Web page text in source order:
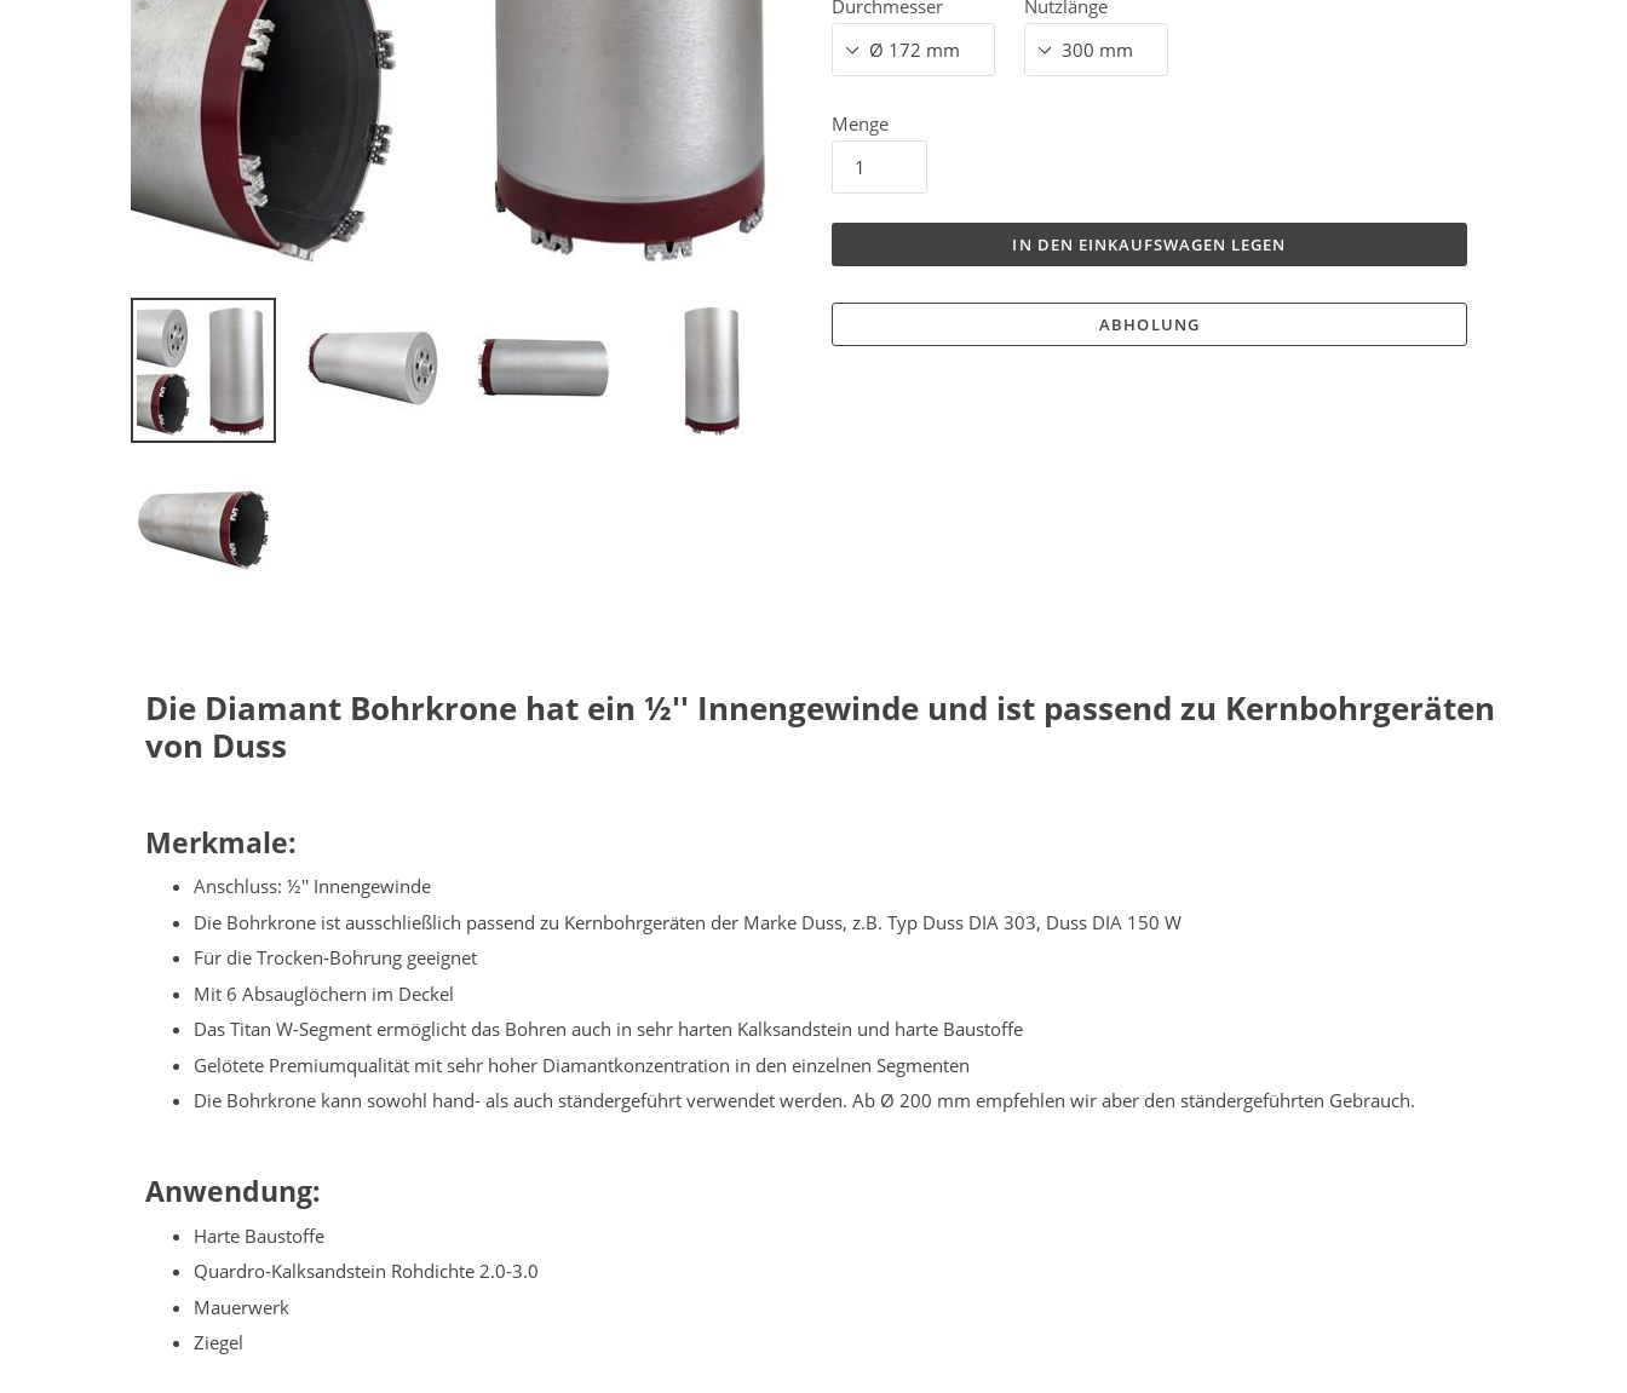
Durchmesser Nutzlänge
Menge
IN DEN EINKAUFSWAGEN LEGEN
ABHOLUNG
Die Diamant Bohrkrone hat ein ½'' Innengewinde und ist passend zu Kernbohrgeräten
von Duss
Merkmale:
Anschluss: ½'' Innengewinde
Die Bohrkrone ist ausschließlich passend zu Kernbohrgeräten der Marke Duss, z.B. Typ Duss DIA 303, Duss DIA 150 W
Für die Trocken-Bohrung geeignet
Mit 6 Absauglöchern im Deckel
Das Titan W-Segment ermöglicht das Bohren auch in sehr harten Kalksandstein und harte Baustoffe
Gelötete Premiumqualität mit sehr hoher Diamantkonzentration in den einzelnen Segmenten
Die Bohrkrone kann sowohl hand- als auch ständergeführt verwendet werden. Ab Ø 200 mm empfehlen wir aber den ständergeführten Gebrauch.
Anwendung:
Harte Baustoffe
Quardro-Kalksandstein Rohdichte 2.0-3.0
Mauerwerk
Ziegel